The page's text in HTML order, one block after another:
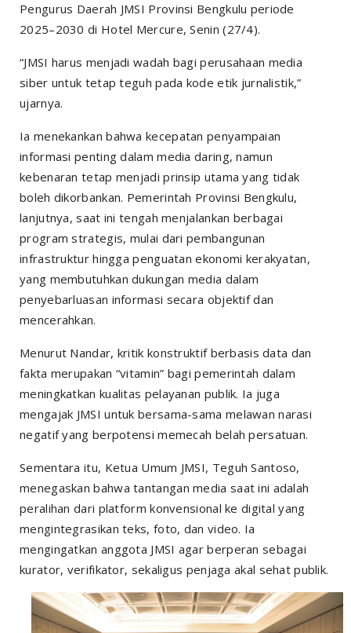
Pengurus Daerah JMSI Provinsi Bengkulu periode
2025–2030 di Hotel Mercure, Senin (27/4).
“JMSI harus menjadi wadah bagi perusahaan media
siber untuk tetap teguh pada kode etik jurnalistik,”
ujarnya.
Ia menekankan bahwa kecepatan penyampaian
informasi penting dalam media daring, namun
kebenaran tetap menjadi prinsip utama yang tidak
boleh dikorbankan. Pemerintah Provinsi Bengkulu,
lanjutnya, saat ini tengah menjalankan berbagai
program strategis, mulai dari pembangunan
infrastruktur hingga penguatan ekonomi kerakyatan,
yang membutuhkan dukungan media dalam
penyebarluasan informasi secara objektif dan
mencerahkan.
Menurut Nandar, kritik konstruktif berbasis data dan
fakta merupakan “vitamin” bagi pemerintah dalam
meningkatkan kualitas pelayanan publik. Ia juga
mengajak JMSI untuk bersama-sama melawan narasi
negatif yang berpotensi memecah belah persatuan.
Sementara itu, Ketua Umum JMSI, Teguh Santoso,
menegaskan bahwa tantangan media saat ini adalah
peralihan dari platform konvensional ke digital yang
mengintegrasikan teks, foto, dan video. Ia
mengingatkan anggota JMSI agar berperan sebagai
kurator, verifikator, sekaligus penjaga akal sehat publik.